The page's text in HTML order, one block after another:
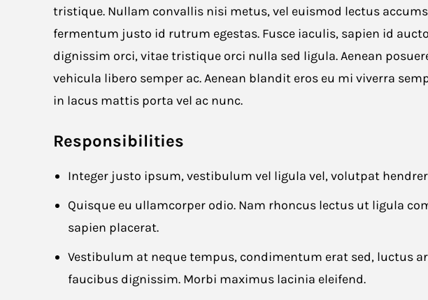
tristique. Nullam convallis nisi metus, vel euismod lectus
fermentum justo id rutrum egestas. Fusce iaculis, sapien id
dignissim orci, vitae tristique orci nulla sed ligula. Aenean
vehicula libero semper ac. Aenean blandit eros eu mi viverra
in lacus mattis porta vel ac nunc.
Responsibilities
Integer justo ipsum, vestibulum vel ligula vel, volutpat
Quisque eu ullamcorper odio. Nam rhoncus lectus ut ligula
sapien placerat.
Vestibulum at neque tempus, condimentum erat sed, luctus
faucibus dignissim. Morbi maximus lacinia eleifend.